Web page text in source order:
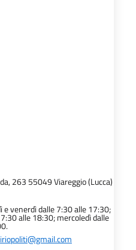
263 55049 Viareggio (Lucca)
e venerdì dalle 7:30 alle 17:30;
alle 18:30; mercoledì dalle